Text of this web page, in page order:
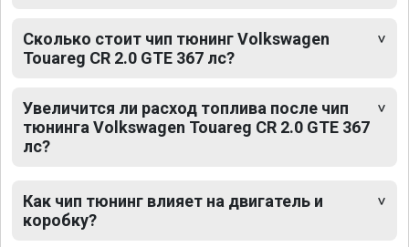
Сколько стоит чип тюнинг Volkswagen
Touareg CR 2.0 GTE 367 лс?
Увеличится ли расход топлива после чип
тюнинга Volkswagen Touareg CR 2.0 GTE 367
лс?
Как чип тюнинг влияет на двигатель и
коробку?